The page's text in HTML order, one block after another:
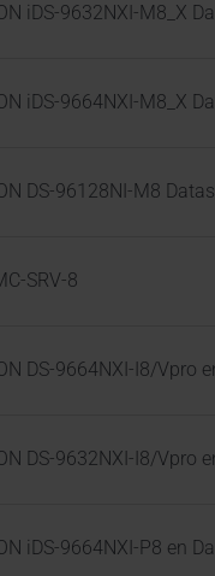
iDS-9632NXI-M8_X
iDS-9664NXI-M8_X
DS-96128NI-M8
SRV-8
DS-9664NXI-I8/Vpro
DS-9632NXI-I8/Vpro
iDS-9664NXI-P8 en